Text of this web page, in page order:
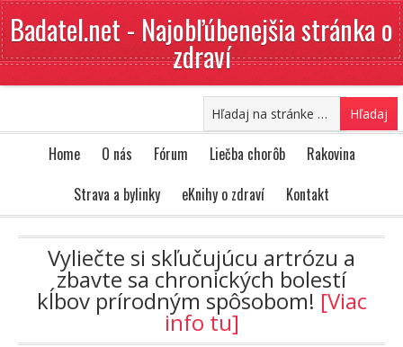
Badatel.net - Najobľúbenejšia stránka o
zdraví
Home O nás Fórum Liečba chorôb
Rakovina
Strava a bylinky
eKnihy o zdraví Kontakt
Vyliečte si skľučujúcu artrózu a
zbavte sa chronických bolestí
kĺbov prírodným spôsobom! [Viac
info tu]